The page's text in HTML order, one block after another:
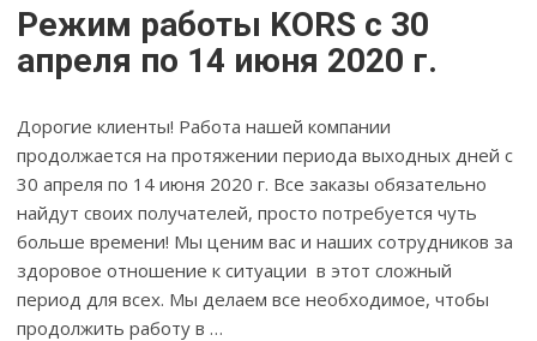
Режим работы KORS с 30
апреля по 14 июня 2020 г.
Дорогие клиенты! Работа нашей компании
продолжается на протяжении периода выходных дней с
30 апреля по 14 июня 2020 г. Все заказы обязательно
найдут своих получателей, просто потребуется чуть
больше времени! Мы ценим вас и наших сотрудников за
здоровое отношение к ситуации в этот сложный
период для всех. Мы делаем все необходимое, чтобы
продолжить работу в …